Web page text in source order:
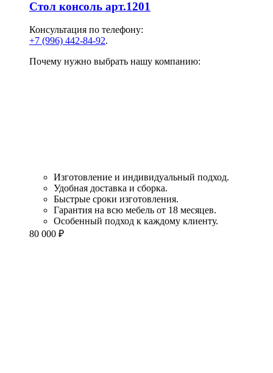
Стол консоль арт.1201
Консультация по телефону:
+7 (996) 442-84-92.
Почему нужно выбрать нашу компанию:
Изготовление и индивидуальный подход.
Удобная доставка и сборка.
Быстрые сроки изготовления.
Гарантия на всю мебель от 18 месяцев.
Особенный подход к каждому клиенту.
80 000 ₽